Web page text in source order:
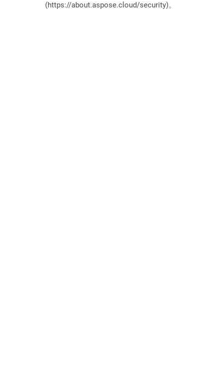
(https://about.aspose.cloud/security)。